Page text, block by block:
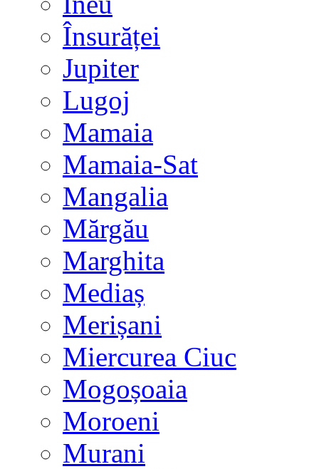
Însurăței
Jupiter
Lugoj
Mamaia
Mamaia-Sat
Mangalia
Mărgău
Marghita
Mediaș
Merișani
Miercurea Ciuc
Mogoșoaia
Moroeni
Murani